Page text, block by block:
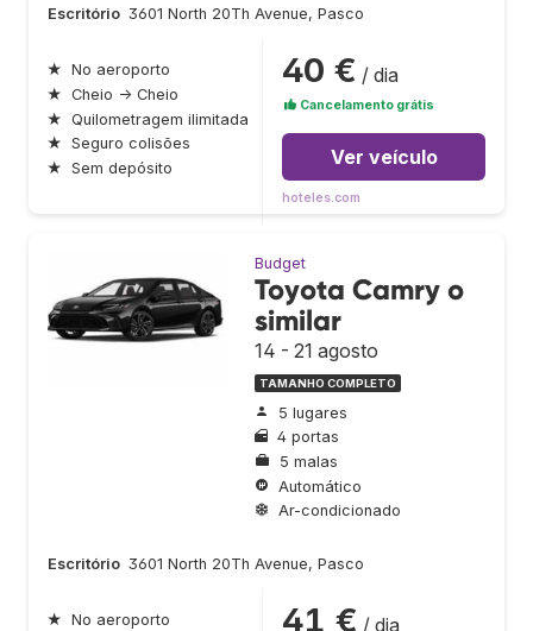
Escritório 3601 North 20Th Avenue, Pasco
★ No aeroporto
★ Cheio → Cheio
★ Quilometragem ilimitada
★ Seguro colisões
★ Sem depósito
40 € / dia
Cancelamento grátis
Ver veículo
hoteles.com
Budget
Toyota Camry o
similar
14 - 21 agosto
TAMANHO COMPLETO
5 lugares
4 portas
5 malas
Automático
Ar-condicionado
Escritório 3601 North 20Th Avenue, Pasco
★ No aeroporto
41 € / dia